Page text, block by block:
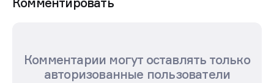
Комментировать
Комментарии могут оставлять только
авторизованные пользователи